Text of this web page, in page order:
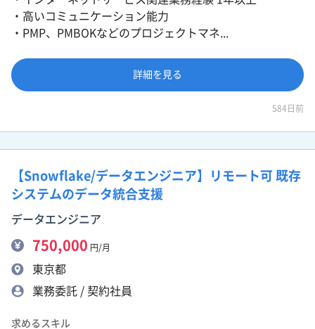
・高いコミュニケーション能力
・PMP、PMBOKなどのプロジェクトマネ...
詳細を見る
584日前
【Snowflake/データエンジニア】リモート可 既存
システムのデータ統合支援
データエンジニア
750,000 円/月
東京都
業務委託 / 契約社員
求めるスキル